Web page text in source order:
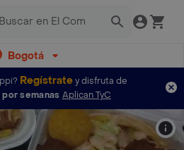
Bogotá
Regístratey disfruta de
semanas Aplican TyC